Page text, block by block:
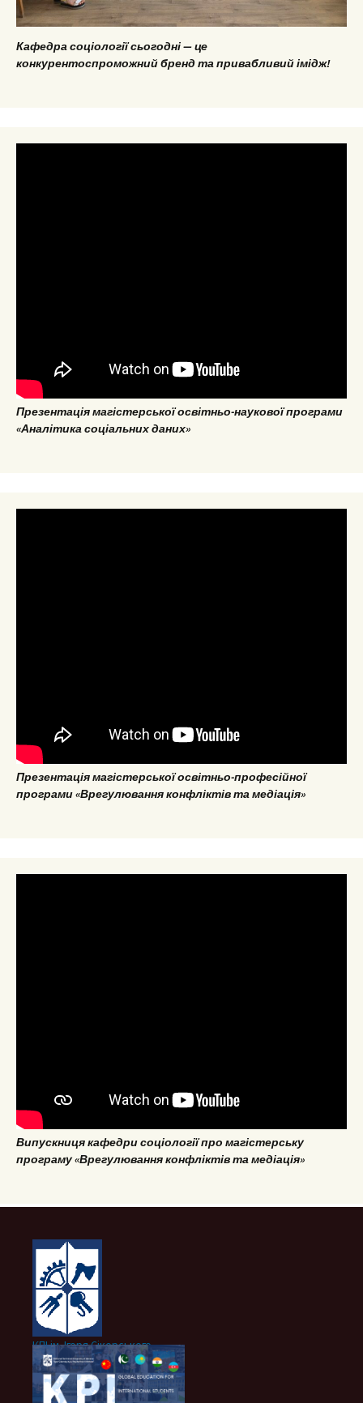
Кафедра соціології сьогодні — це
конкурентоспроможний бренд та привабливий імідж!
Презентація магістерської освітньо-наукової програми
«Аналітика соціальних даних»
Презентація магістерської освітньо-професійної
програми «Врегулювання конфліктів та медіація»
Випускниця кафедри соціології про магістерську
програму «Врегулювання конфліктів та медіація»
КПІ ім. Ігоря Сікорського